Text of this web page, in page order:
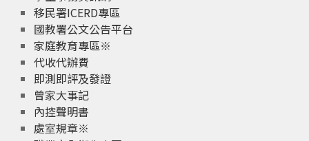
移民署ICERD專區
國教署公文公告平台
家庭教育專區※
代收代辦費
即測即評及發證
曾家大事記
內控聲明書
處室規章※